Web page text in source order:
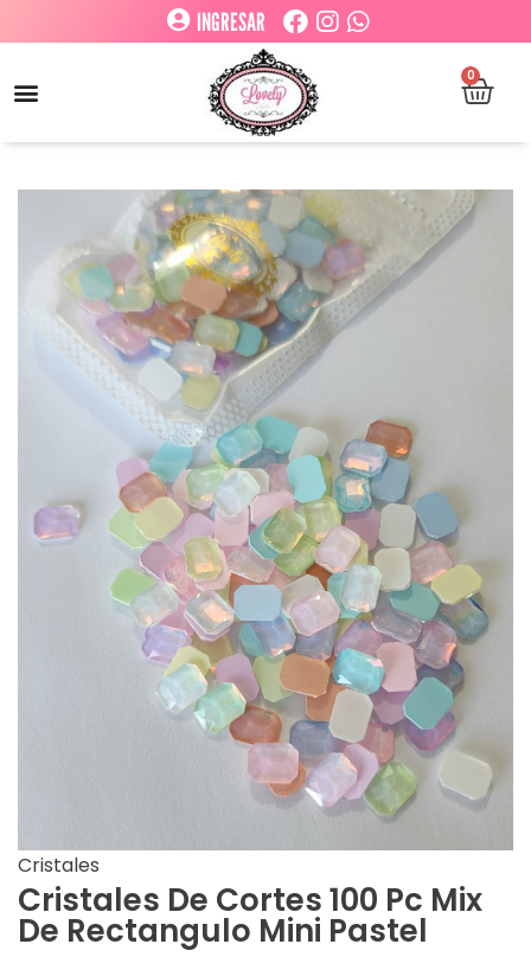
INGRESAR
0
Cristales
Cristales De Cortes 100 Pc Mix
De Rectangulo Mini Pastel